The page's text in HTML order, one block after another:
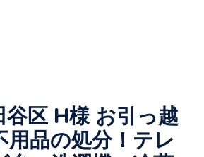
谷区 H様 お引っ越
用品の処分！テレ